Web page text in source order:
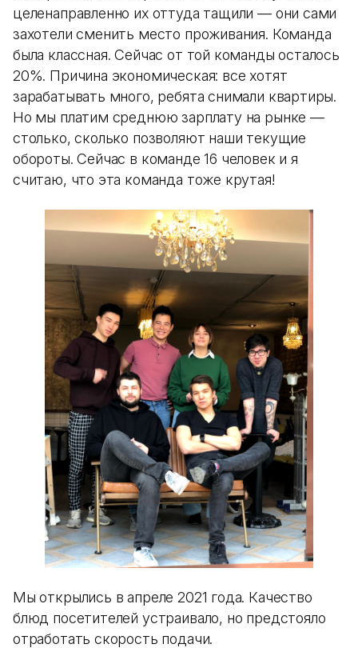
целенаправленно их оттуда тащили — они сами
захотели сменить место проживания. Команда
была классная. Сейчас от той команды осталось
20%. Причина экономическая: все хотят
зарабатывать много, ребята снимали квартиры.
Но мы платим среднюю зарплату на рынке —
столько, сколько позволяют наши текущие
обороты. Сейчас в команде 16 человек и я
считаю, что эта команда тоже крутая!
Мы открылись в апреле 2021 года. Качество
блюд посетителей устраивало, но предстояло
отработать скорость подачи.